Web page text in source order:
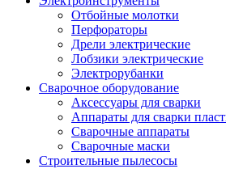
Отбойные молотки
Перфораторы
Дрели электрические
Лобзики электрические
Электрорубанки
Сварочное оборудование
Аксессуары для сварки
Аппараты для сварки
Сварочные аппараты
Сварочные маски
Строительные пылесосы